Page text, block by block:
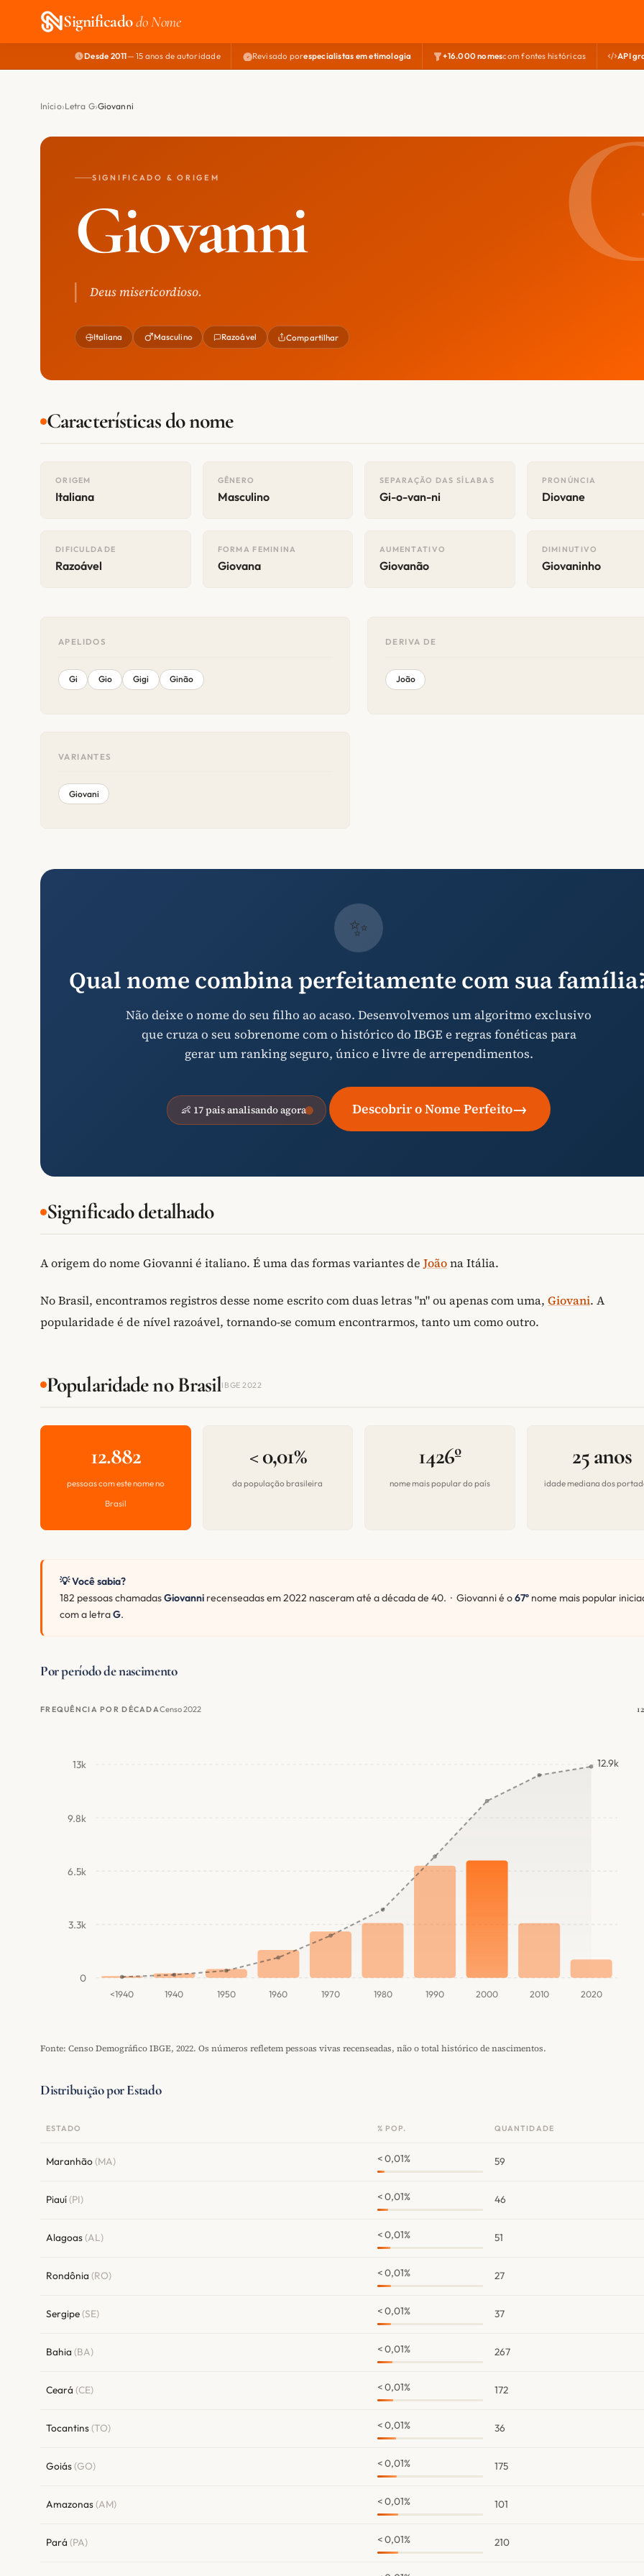
Significadodo Nome
Desde 2011— 15 anos de autoridade Revisado porespecialistas em etimologia +16.000 nomescom fontes históricas API
Início Letra G Giovanni
SIGNIFICADO & ORIGEM
Giovanni
Deus misericordioso.
Italiana Masculino Razoável Compartilhar
Características do nome
ORIGEM
Italiana
GÊNERO
Masculino
SEPARAÇÃO DAS SÍLABAS
Gi-o-van-ni
PRONÚNCIA
Diovane
DIFICULDADE
Razoável
FORMA FEMININA
Giovana
AUMENTATIVO
Giovanão
DIMINUTIVO
Giovaninho
APELIDOS
Gi Gio Gigi Ginão
DERIVA DE
João
VARIANTES
Giovani
✨
Qual nome combina perfeitamente com sua
Não deixe o nome do seu filho ao acaso. Desenvolvemos um algoritmo exclusivo
que cruza o seu sobrenome com o histórico do IBGE e regras fonéticas para
gerar um ranking seguro, único e livre de arrependimentos.
👶 17 pais analisando agora Descobrir o Nome Perfeito→
Significado detalhado
A origem do nome Giovanni é italiano. É uma das formas variantes de Joãona Itália.
No Brasil, encontramos registros desse nome escrito com duas letras "n" ou apenas com uma, Giovani. A
popularidade é de nível razoável, tornando-se comum encontrarmos, tanto um como outro.
Popularidade no BrasilIBGE 2022
12.882
pessoas com este nome no
Brasil
< 0,01%
da população brasileira
1426º
nome mais popular do país
25 anos
idade mediana dos
💡 Você sabia?
182 pessoas chamadasGiovanni recenseadas em 2022 nasceram até a década de 40. · Giovanni é o67º nome mais popular
com a letraG.
Por período de nascimento
FREQUÊNCIA POR DÉCADACenso 2022
0
3.3k
6.5k
9.8k
13k
<1940 1940 1950 1960 1970 1980 1990 2000 2010 2020
12.9k
Fonte: Censo Demográfico IBGE, 2022. Os números refletem pessoas vivas recenseadas, não o total histórico de nascimentos.
Distribuição por Estado
ESTADO % POP. QUANTIDADE
Maranhão(MA) < 0,01% 59
Piauí(PI) < 0,01% 46
Alagoas(AL) < 0,01% 51
Rondônia (RO) < 0,01% 27
Sergipe(SE) < 0,01% 37
Bahia (BA) < 0,01% 267
Ceará (CE) < 0,01% 172
Tocantins(TO) < 0,01% 36
Goiás(GO) < 0,01% 175
Amazonas(AM) < 0,01% 101
Pará (PA) < 0,01% 210